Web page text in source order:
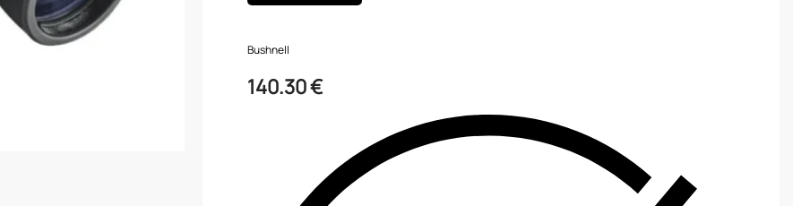
Bushnell
140.30€